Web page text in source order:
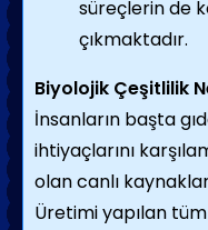
süreçlerin de
çıkmaktadır.
Biyolojik Çeşitlilik
İnsanların başta
ihtiyaçlarını
olan canlı
Üretimi yapılan